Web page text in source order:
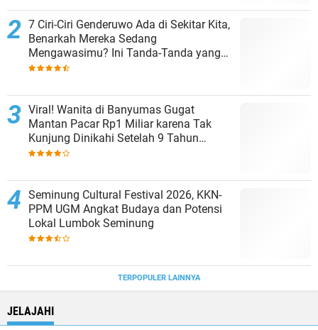
7 Ciri-Ciri Genderuwo Ada di Sekitar Kita,
Benarkah Mereka Sedang
Mengawasimu? Ini Tanda-Tanda yang
Sering Diabaikan
Viral! Wanita di Banyumas Gugat
Mantan Pacar Rp1 Miliar karena Tak
Kunjung Dinikahi Setelah 9 Tahun
Berpacaran
Seminung Cultural Festival 2026, KKN-
PPM UGM Angkat Budaya dan Potensi
Lokal Lumbok Seminung
TERPOPULER LAINNYA
JELAJAHI